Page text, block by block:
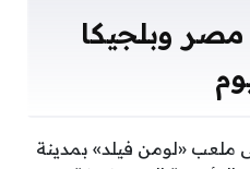
وبلجيكا
ملعب «لومن فيلد» بمدينة